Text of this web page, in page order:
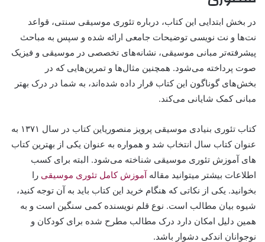
در بخش ابتدایی این کتاب، درباره تئوری موسیقی سنتی، قواعد
نت‌ها و نت نویسی توضیحات جامعی ارائه شده و سپس به مباحث
پیشرفته‌تر مبانی موسیقی، نشانه‌های تخصصی در موسیقی و فیزیک
صوت پرداخته می‌شود. همچنین مثال‌ها و تمرین‌هایی که در
بخش‌های گوناگون این کتاب قرار داده شده‌اند، به شما در درک بهتر
مبانی کمک شایانی می‌کند.
کتاب تئوری بنیادی موسیقی پرویز منصوریاین کتاب در سال ۱۳۷۱ به
عنوان کتاب سال انتخاب شد و همواره به عنوان یکی از بهترین کتاب
های آموزش تئوری موسیقی شناخته می‌شود. البته برای کسب
اطلاعات بیشتر میتوانید مقاله آموزش کامل تئوری موسیقی را
بخوانید. یکی از نکاتی که هنگام خرید این کتاب باید به آن توجه کنید،
شیوه بیان مطالب است. نوع قلم نویسنده کمی سنگین است و به
همین دلیل امکان دارد درک مطالب مطرح شده برای کودکان و
نوجوانان اندکی دشوار باشد.